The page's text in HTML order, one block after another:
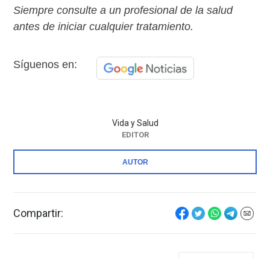
Siempre consulte a un profesional de la salud
antes de iniciar cualquier tratamiento.
Síguenos en:
Vida y Salud
EDITOR
AUTOR
Compartir: